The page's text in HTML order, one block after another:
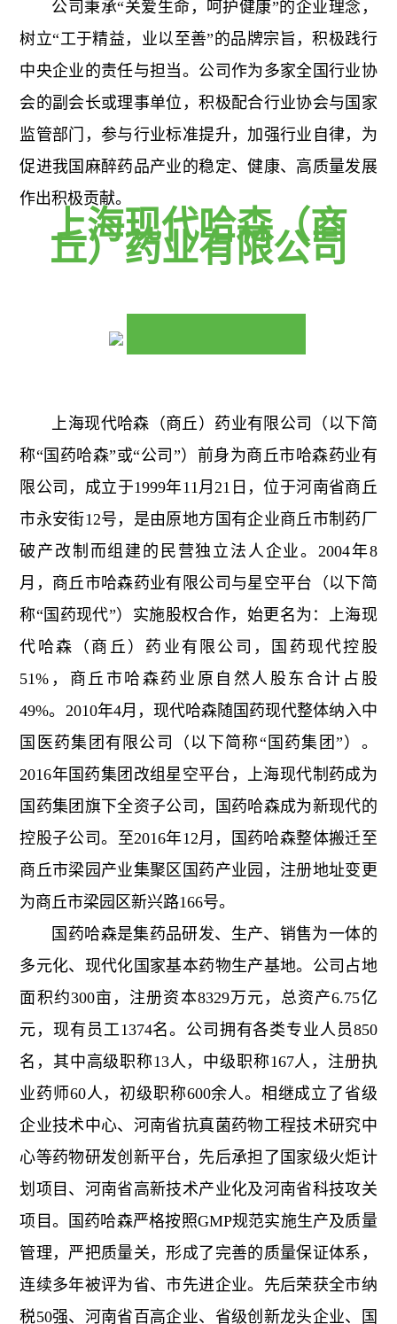
公司秉承“关爱生命，呵护健康”的企业理念，
树立“工于精益，业以至善”的品牌宗旨，积极践行
中央企业的责任与担当。公司作为多家全国行业协
会的副会长或理事单位，积极配合行业协会与国家
监管部门，参与行业标准提升，加强行业自律，为
促进我国麻醉药品产业的稳定、健康、高质量发展
作出积极贡献。
上海现代哈森（商
丘）药业有限公司
上海现代哈森（商丘）药业有限公司（以下简
称“国药哈森”或“公司”）前身为商丘市哈森药业有
限公司，成立于1999年11月21日，位于河南省商丘
市永安街12号，是由原地方国有企业商丘市制药厂
破产改制而组建的民营独立法人企业。2004年8
月，商丘市哈森药业有限公司与星空平台（以下简
称“国药现代”）实施股权合作，始更名为：上海现
代哈森（商丘）药业有限公司，国药现代控股
51%，商丘市哈森药业原自然人股东合计占股
49%。2010年4月，现代哈森随国药现代整体纳入中
国医药集团有限公司（以下简称“国药集团”）。
2016年国药集团改组星空平台，上海现代制药成为
国药集团旗下全资子公司，国药哈森成为新现代的
控股子公司。至2016年12月，国药哈森整体搬迁至
商丘市梁园产业集聚区国药产业园，注册地址变更
为商丘市梁园区新兴路166号。
国药哈森是集药品研发、生产、销售为一体的
多元化、现代化国家基本药物生产基地。公司占地
面积约300亩，注册资本8329万元，总资产6.75亿
元，现有员工1374名。公司拥有各类专业人员850
名，其中高级职称13人，中级职称167人，注册执
业药师60人，初级职称600余人。相继成立了省级
企业技术中心、河南省抗真菌药物工程技术研究中
心等药物研发创新平台，先后承担了国家级火炬计
划项目、河南省高新技术产业化及河南省科技攻关
项目。国药哈森严格按照GMP规范实施生产及质量
管理，严把质量关，形成了完善的质量保证体系，
连续多年被评为省、市先进企业。先后荣获全市纳
税50强、河南省百高企业、省级创新龙头企业、国